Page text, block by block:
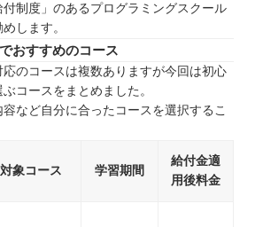
制度」のあるプログラミングスクール
します。
おすすめのコース
のコースは複数ありますが今回は初心
コースをまとめました。
など自分に合ったコースを選択するこ
対象コース 学習期間
給付金適
用後料金